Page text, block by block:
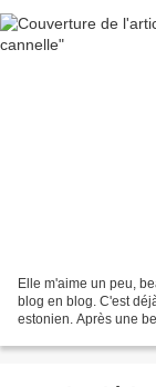
Elle m'aime un peu,
blog en blog. C'est
estonien. Après une